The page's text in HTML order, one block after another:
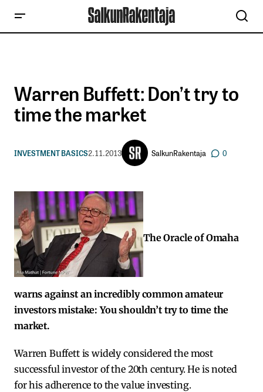
Warren Buffett: Don’t try to
time the market
INVESTMENT BASICS2.11.2013 SalkunRakentaja 0
The Oracle of Omaha
warns against an incredibly common amateur
investors mistake: You shouldn’t try to time the
market.
Warren Buffett is widely considered the most
successful investor of the 20th century. He is noted
for his adherence to the value investing.